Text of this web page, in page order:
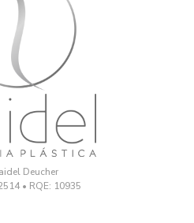
Deucher
• RQE: 10935